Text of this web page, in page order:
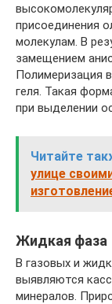
присоединения
молекулам. В
замещением
Полимеризация
геля. Такая
при выделении
Читайте
улице
Жидкая фаза
В газовых и
выявляются
минералов.